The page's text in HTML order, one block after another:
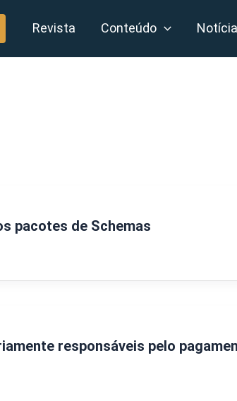
Revista Conteúdo
pacotes de Schemas
responsáveis pelo